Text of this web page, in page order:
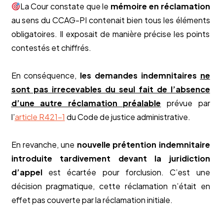
La Cour constate que le mémoire en réclamation
au sens du CCAG-PI contenait bien tous les éléments
obligatoires. Il exposait de manière précise les points
contestés et chiffrés.
En conséquence, les demandes indemnitaires ne
sont pas irrecevables du seul fait de l’absence
d’une autre réclamation préalable prévue par
l’article R421-1 du Code de justice administrative.
En revanche, une nouvelle prétention indemnitaire
introduite tardivement devant la juridiction
d’appelest écartée pour forclusion. C’est une
décision pragmatique, cette réclamation n’était en
effet pas couverte par la réclamation initiale.